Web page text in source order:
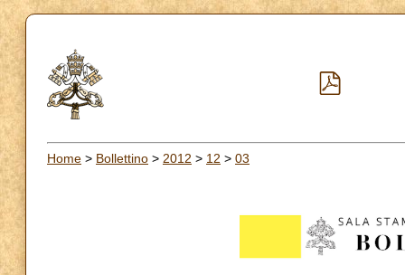
Home > Bollettino > 2012 > 12 > 03